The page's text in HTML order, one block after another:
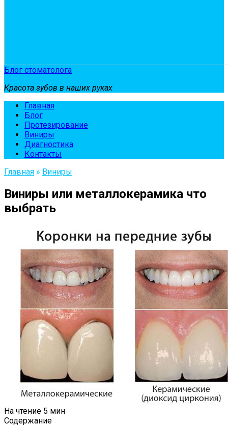
Блог стоматолога
Красота зубов в наших руках
Главная
Блог
Протезирование
Виниры
Диагностика
Контакты
Главная » Виниры
Виниры или металлокерамика что
выбрать
На чтение 5 мин
Содержание